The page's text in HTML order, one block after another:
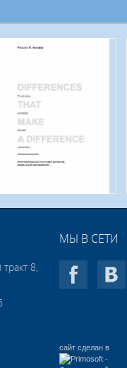
8,
МЫ В СЕТИ
сайт сделан в